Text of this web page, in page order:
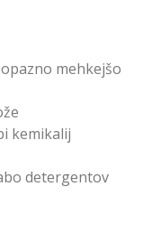
mehkejšo
kemikalij
detergentov